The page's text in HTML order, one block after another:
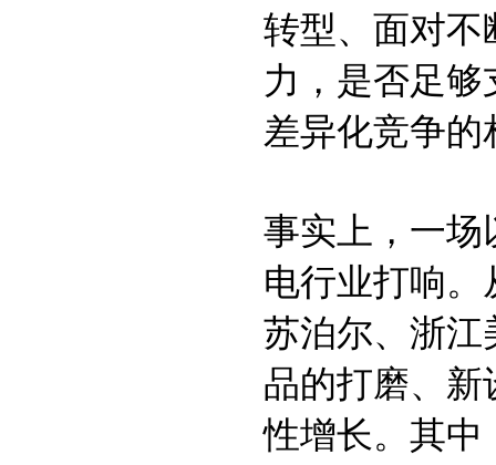
转型、面对不
力，是否足
差异化竞争的
事实上，一场
电行业打响。
苏泊尔、浙江
品的打磨、新
性增长。其中